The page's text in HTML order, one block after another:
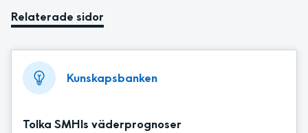
Relaterade sidor
Kunskapsbanken
Tolka SMHIs väderprognoser